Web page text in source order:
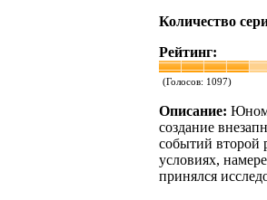
Количество
Рейтинг:
(Голосов: 1097)
Описание:
создание
событий второй
условиях,
принялся